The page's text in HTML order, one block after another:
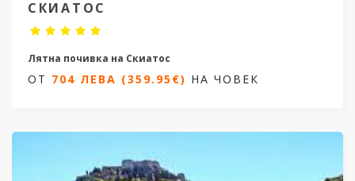
СКИАТОС
Лятна почивка на Скиатос
3 нощувки / 4 дни
704 ЛЕВА (359.95€)
ОТ 704 ЛЕВА (359.95€) НА ЧОВЕК